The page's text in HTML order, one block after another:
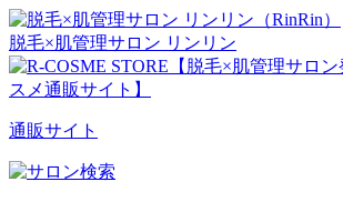
脱毛×肌管理サロン リンリン
通販サイト